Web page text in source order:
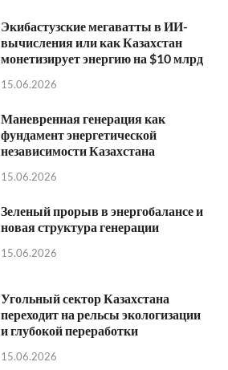
Экибастузские мегаватты в ИИ-
вычисления или как Казахстан
монетизирует энергию на $10 млрд
15.06.2026
Маневренная генерация как
фундамент энергетической
независимости Казахстана
15.06.2026
Зеленый прорыв в энергобалансе и
новая структура генерации
15.06.2026
Угольный сектор Казахстана
переходит на рельсы экологизации
и глубокой переработки
15.06.2026